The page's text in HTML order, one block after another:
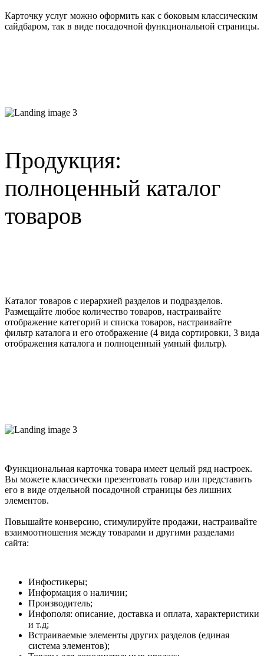
Карточку услуг можно оформить как с боковым классическим
сайдбаром, так в виде посадочной функциональной страницы.
Продукция:
полноценный каталог
товаров
Каталог товаров с иерархией разделов и подразделов.
Размещайте любое количество товаров, настраивайте
отображение категорий и списка товаров, настраивайте
фильтр каталога и его отображение (4 вида сортировки, 3 вида
отображения каталога и полноценный умный фильтр).
Функциональная карточка товара имеет целый ряд настроек.
Вы можете классически презентовать товар или представить
его в виде отдельной посадочной страницы без лишних
элементов.
Повышайте конверсию, стимулируйте продажи, настраивайте
взаимоотношения между товарами и другими разделами
сайта:
Инфостикеры;
Информация о наличии;
Производитель;
Инфополя: описание, доставка и оплата, характеристики
и т.д;
Встраиваемые элементы других разделов (единая
система элементов);